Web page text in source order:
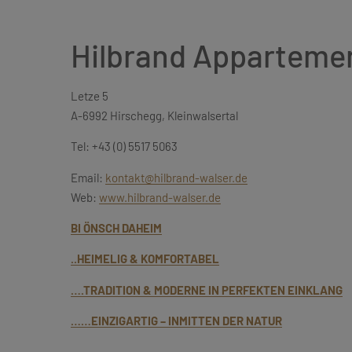
Hilbrand
Letze 5
A-6992 Hirschegg, Kleinwalsertal
Tel: +43 (0) 5517 5063
Email: kontakt@hilbrand-walser.de
Web: www.hilbrand-walser.de
BI ÖNSCH DAHEIM
..HEIMELIG & KOMFORTABEL
….TRADITION & MODERNE IN PERFEKTEN EINKLANG
……EINZIGARTIG – INMITTEN DER NATUR